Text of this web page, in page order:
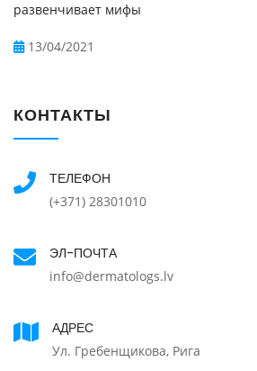
развенчивает мифы
13/04/2021
КОНТАКТЫ
ТЕЛЕФОН
(+371) 28301010
ЭЛ-ПОЧТА
info@dermatologs.lv
АДРЕС
Ул. Гребенщикова, Рига